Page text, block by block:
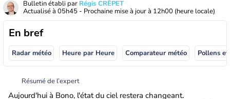
Bulletin établi par Régis CRÊPET
Actualisé à 05h45 - Prochaine mise à jour à 12h00 (heure locale)
En bref
Radar météo Heure par Heure Comparateur météo Pollens
Résumé de l’expert
Aujourd'hui à Bono, l'état du ciel restera changeant.